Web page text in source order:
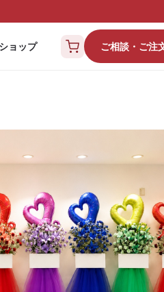
ョップ ご相談・ご注